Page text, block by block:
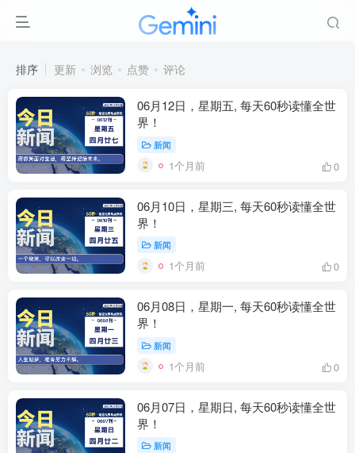
排序 更新 浏览 点赞 评论
06月12日，星期五, 每天60秒读懂全世
界！
新闻
1个月前 0
06月10日，星期三, 每天60秒读懂全世
界！
新闻
1个月前 0
06月08日，星期一, 每天60秒读懂全世
界！
新闻
1个月前 0
06月07日，星期日, 每天60秒读懂全世
界！
新闻